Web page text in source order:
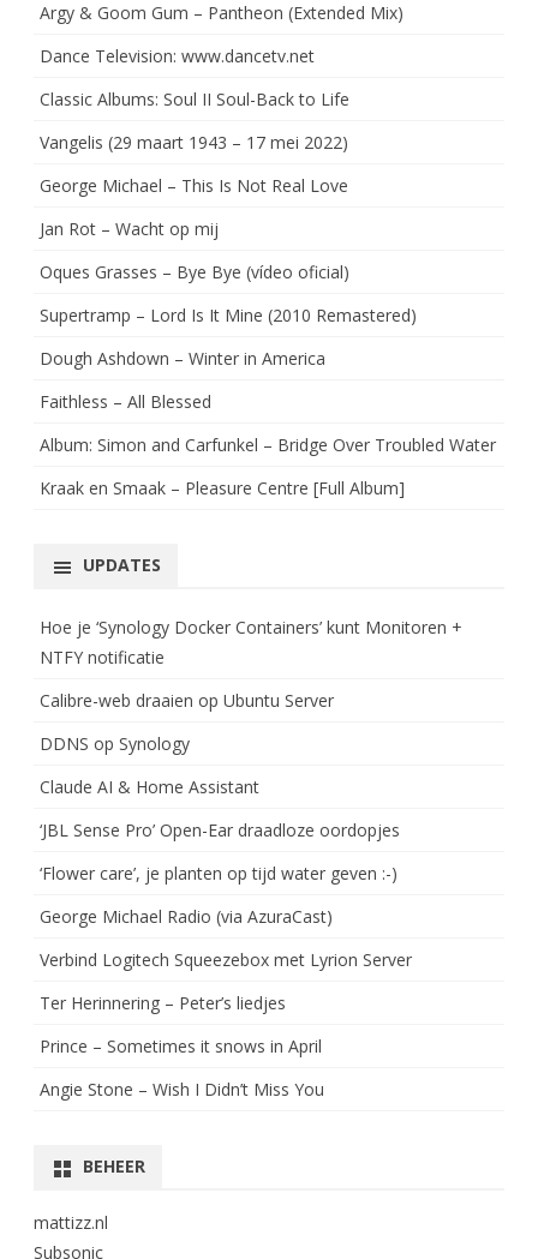
Argy & Goom Gum – Pantheon (Extended Mix)
Dance Television: www.dancetv.net
Classic Albums: Soul II Soul-Back to Life
Vangelis (29 maart 1943 – 17 mei 2022)
George Michael – This Is Not Real Love
Jan Rot – Wacht op mij
Oques Grasses – Bye Bye (vídeo oficial)
Supertramp – Lord Is It Mine (2010 Remastered)
Dough Ashdown – Winter in America
Faithless – All Blessed
Album: Simon and Carfunkel – Bridge Over Troubled Water
Kraak en Smaak – Pleasure Centre [Full Album]
UPDATES
Hoe je ‘Synology Docker Containers’ kunt Monitoren +
NTFY notificatie
Calibre-web draaien op Ubuntu Server
DDNS op Synology
Claude AI & Home Assistant
‘JBL Sense Pro’ Open-Ear draadloze oordopjes
‘Flower care’, je planten op tijd water geven :-)
George Michael Radio (via AzuraCast)
Verbind Logitech Squeezebox met Lyrion Server
Ter Herinnering – Peter’s liedjes
Prince – Sometimes it snows in April
Angie Stone – Wish I Didn’t Miss You
BEHEER
mattizz.nl
Subsonic